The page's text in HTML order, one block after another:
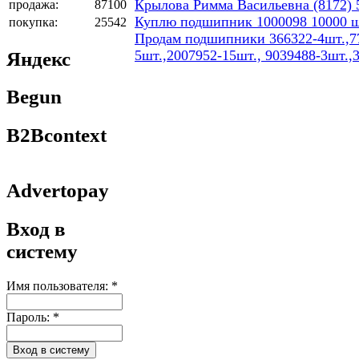
продажа:
87100
покупка:
25542
Яндекс
Begun
B2Bcontext
Advertopay
Вход в
систему
Имя пользователя: *
Пароль: *
Крылова Римма Васильевна (8172)
Куплю подшипник 1000098 10000
Продам подшипники 366322-
5шт.,2007952-15шт., 9039488-